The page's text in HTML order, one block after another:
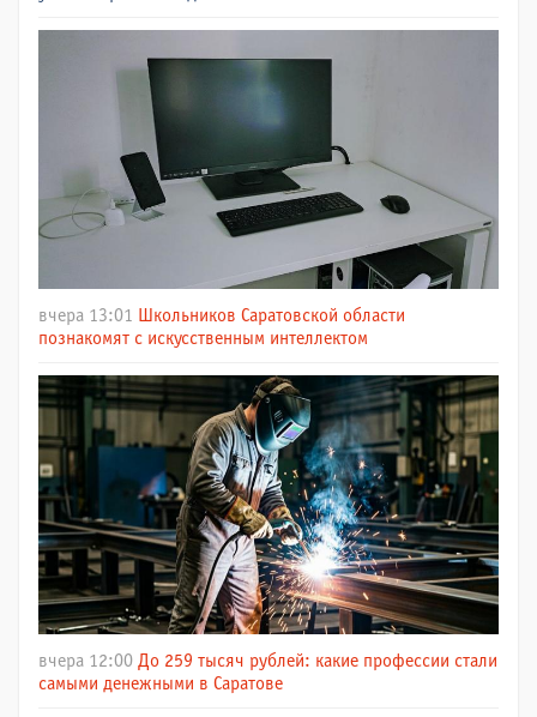
вчера 13:01
Школьников Саратовской области
познакомят с искусственным интеллектом
вчера 12:00 До 259 тысяч рублей: какие профессии стали
самыми денежными в Саратове